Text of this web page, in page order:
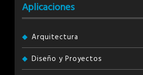
Aplicaciones
Arquitectura
Diseño y Proyectos